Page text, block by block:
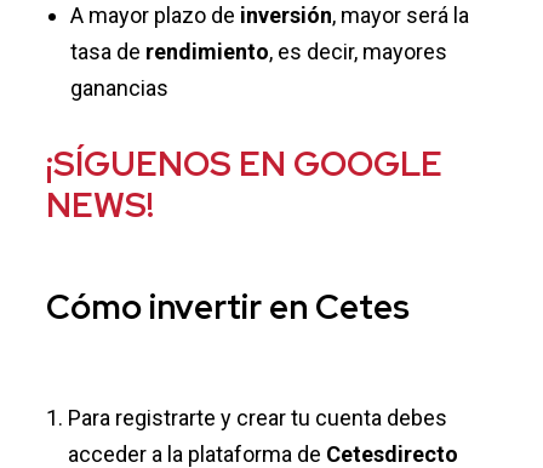
A mayor plazo de inversión, mayor será la
tasa de rendimiento, es decir, mayores
ganancias
¡SÍGUENOS EN GOOGLE
NEWS!
Cómoinvertiren Cetes
Para registrarte y crear tu cuenta debes
acceder a la plataforma de Cetesdirecto